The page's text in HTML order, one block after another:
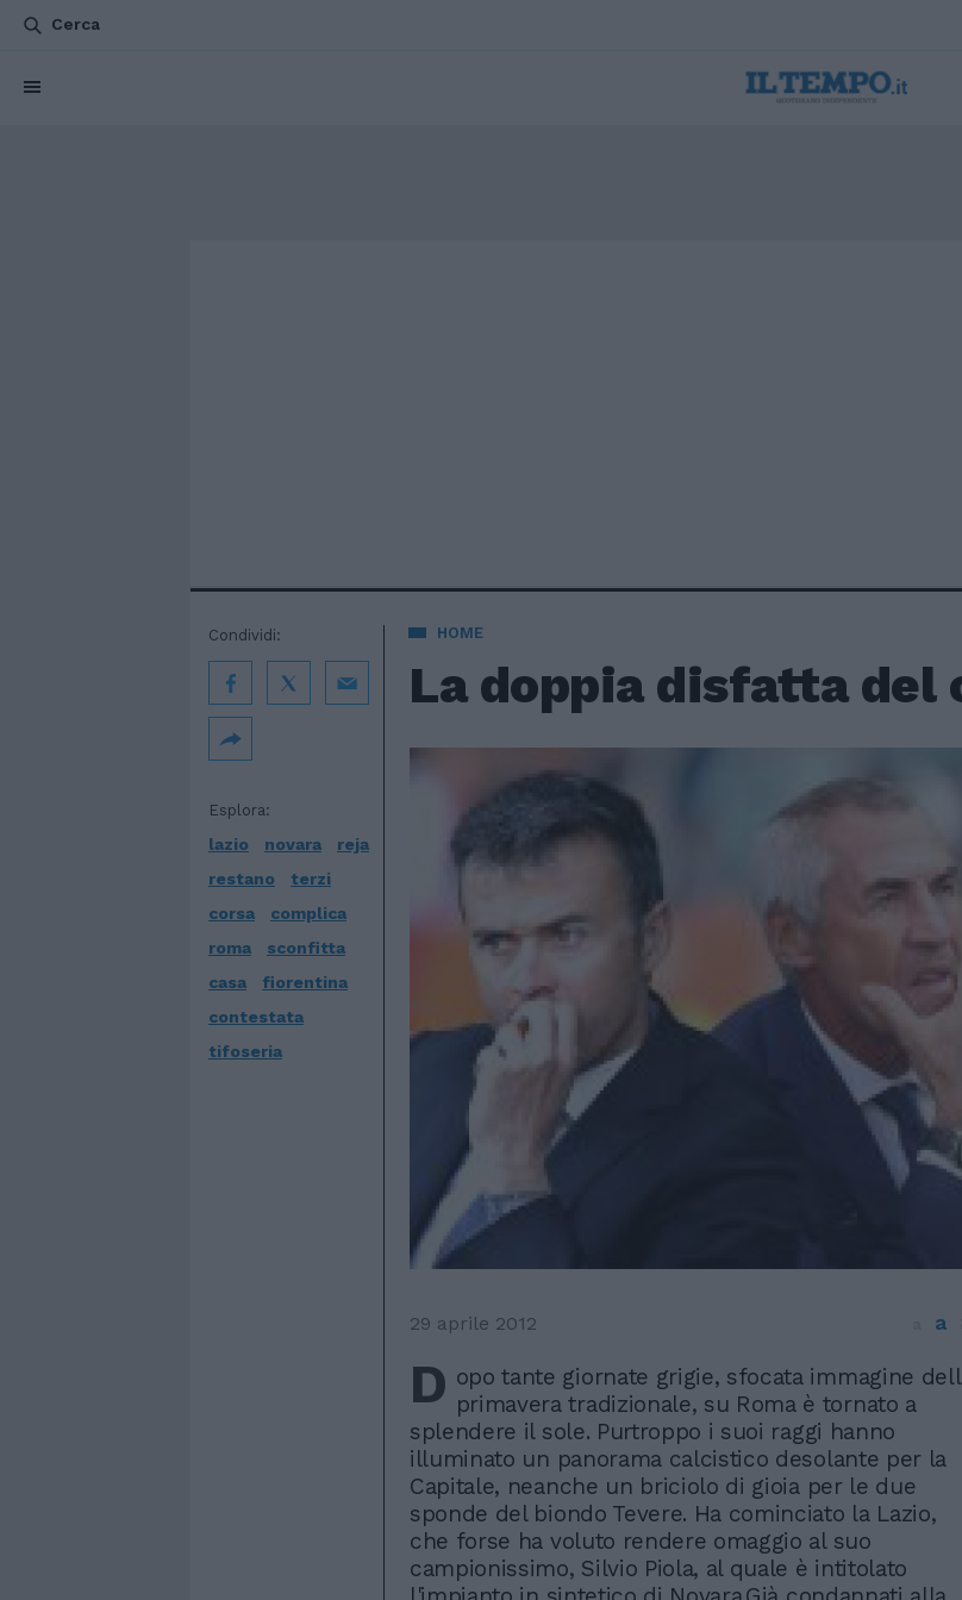
Cerca
HOME
La doppia disfatta
Esplora:
lazio novara
reja
restano
terzi
corsa
complica
roma
sconfitta
casa
fiorentina
contestata
tifoseria
Condividi:
29 aprile 2012 a
D opo tante giornate grigie, sfocata immagine
primavera tradizionale, su Roma è tornato a
splendere il sole. Purtroppo i suoi raggi hanno
illuminato un panorama calcistico desolante per la
Capitale, neanche un briciolo di gioia per le due
sponde del biondo Tevere. Ha cominciato la Lazio,
che forse ha voluto rendere omaggio al suo
campionissimo, Silvio Piola, al quale è intitolato